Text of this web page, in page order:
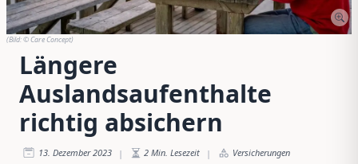
(Bild:© Care Concept)
Längere
Auslandsaufenthalte
richtig absichern
13. Dezember 2023 | 2 Min. Lesezeit | Versicherungen